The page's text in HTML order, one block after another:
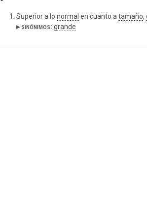
Superior a lo normal en cuanto atamaño,
▸ sinónimos: grande